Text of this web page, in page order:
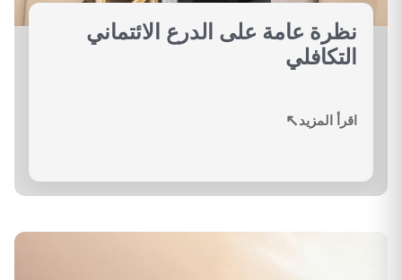
نظرة عامة على الدرع الائتماني
التكافلي
اقرأ المزيد↗